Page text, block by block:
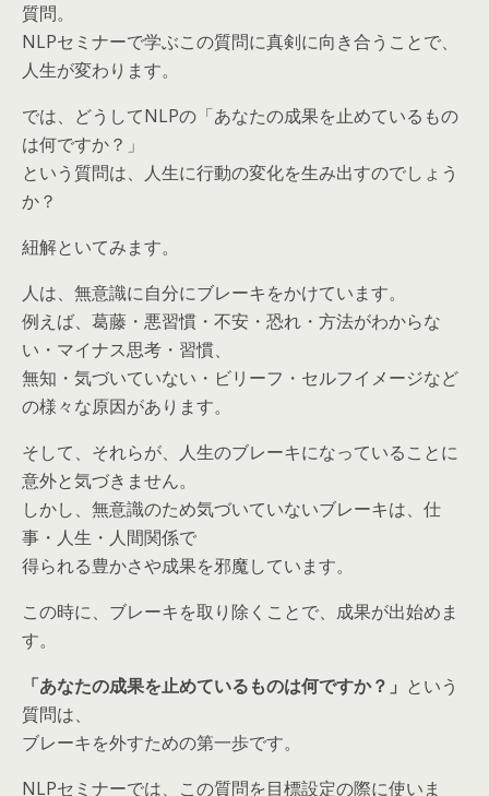
質問。
NLPセミナーで学ぶこの質問に真剣に向き合うことで、
人生が変わります。
では、どうしてNLPの「あなたの成果を止めているもの
は何ですか？」
という質問は、人生に行動の変化を生み出すのでしょう
か？
紐解といてみます。
人は、無意識に自分にブレーキをかけています。
例えば、葛藤・悪習慣・不安・恐れ・方法がわからな
い・マイナス思考・習慣、
無知・気づいていない・ビリーフ・セルフイメージなど
の様々な原因があります。
そして、それらが、人生のブレーキになっていることに
意外と気づきません。
しかし、無意識のため気づいていないブレーキは、仕
事・人生・人間関係で
得られる豊かさや成果を邪魔しています。
この時に、ブレーキを取り除くことで、成果が出始めま
す。
「あなたの成果を止めているものは何ですか？」 という
質問は、
ブレーキを外すための第一歩です。
NLPセミナーでは、この質問を目標設定の際に使いま